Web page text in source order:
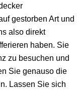
gestorben Art und
also direkt
haben. Sie
zu besuchen und
Sie genauso die
Lassen Sie sich